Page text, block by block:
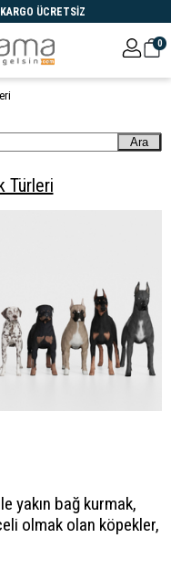
ÜCRETSİZ
0
Ara
Türleri
yakın bağ kurmak,
olmak olan köpekler,